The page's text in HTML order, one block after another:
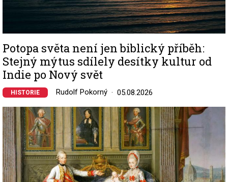
Potopa světa není jen biblický příběh:
Stejný mýtus sdílely desítky kultur od
Indie po Nový svět
HISTORIE Rudolf Pokorný 05.08.2026
Image